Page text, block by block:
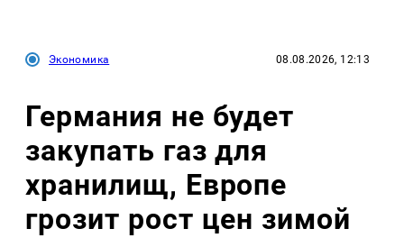
Экономика 08.08.2026, 12:13
Германия не будет
закупать газ для
хранилищ, Европе
грозит рост цен зимой